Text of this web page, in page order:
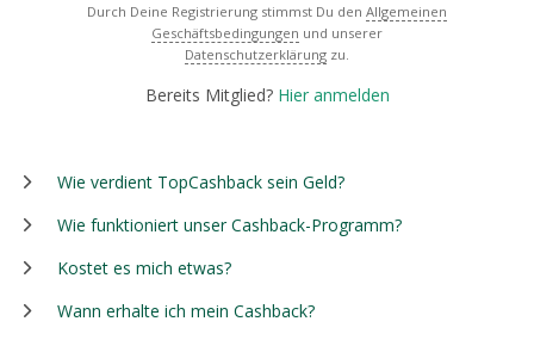
Durch Deine Registrierung stimmst Du den Allgemeinen
Geschäftsbedingungen und unserer
Datenschutzerklärung zu.
Bereits Mitglied? Hier anmelden
Wie verdient TopCashback sein Geld?
Wie funktioniert unser Cashback-Programm?
Kostet es mich etwas?
Wann erhalte ich mein Cashback?